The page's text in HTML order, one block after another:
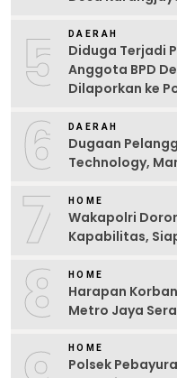
5 DAERAH
Diduga Terjadi
Anggota BPD
Dilaporkan ke
6 DAERAH
Dugaan
Technology,
7 HOME
Wakapolri
Kapabilitas,
8 HOME
Harapan
Metro Jaya
HOME
Polsek